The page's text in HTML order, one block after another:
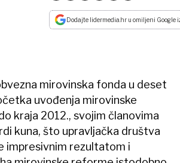
Dodajte lidermedia.hr u omiljeni Google
mirovinska fonda u deset
uvođenja mirovinske
kraja 2012., svojim članovima
kuna, što upravljačka društva
impresivnim rezultatom i